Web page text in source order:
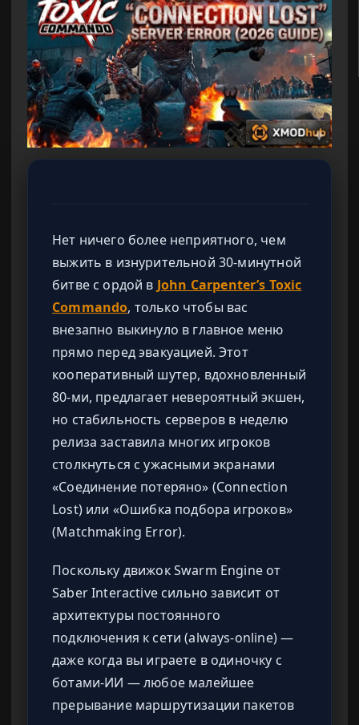
Нет ничего более неприятного, чем
выжить в изнурительной 30-минутной
битве с ордой в John Carpenter’s Toxic
Commando, только чтобы вас
внезапно выкинуло в главное меню
прямо перед эвакуацией. Этот
кооперативный шутер, вдохновленный
80-ми, предлагает невероятный экшен,
но стабильность серверов в неделю
релиза заставила многих игроков
столкнуться с ужасными экранами
«Соединение потеряно» (Connection
Lost) или «Ошибка подбора игроков»
(Matchmaking Error).
Поскольку движок Swarm Engine от
Saber Interactive сильно зависит от
архитектуры постоянного
подключения к сети (always-online) —
даже когда вы играете в одиночку с
ботами-ИИ — любое малейшее
прерывание маршрутизации пакетов